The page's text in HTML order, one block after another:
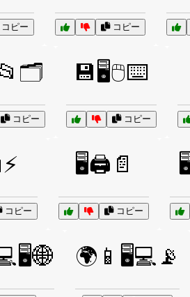
ピー コピー
コピー
💾🖥️🖱️⌨️
コピー
コピー
🖥️🖨️📄
コピー
🌍📱🖥️💻📡